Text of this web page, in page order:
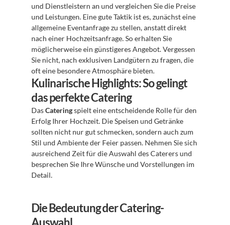
und Dienstleistern an und vergleichen Sie die Preise
und Leistungen. Eine gute Taktik ist es, zunächst eine
allgemeine Eventanfrage zu stellen, anstatt direkt
nach einer Hochzeitsanfrage. So erhalten Sie
möglicherweise ein günstigeres Angebot. Vergessen
Sie nicht, nach exklusiven Landgütern zu fragen, die
oft eine besondere Atmosphäre bieten.
Kulinarische Highlights: So gelingt
das perfekte Catering
Das Catering spielt eine entscheidende Rolle für den
Erfolg Ihrer Hochzeit. Die Speisen und Getränke
sollten nicht nur gut schmecken, sondern auch zum
Stil und Ambiente der Feier passen. Nehmen Sie sich
ausreichend Zeit für die Auswahl des Caterers und
besprechen Sie Ihre Wünsche und Vorstellungen im
Detail.
Die Bedeutung der Catering-
Auswahl